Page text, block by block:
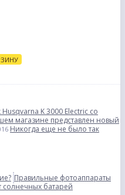
K 3000 Electric со
магазине представлен новый
Никогда еще не было так
Правильные фотоаппараты
солнечных батарей